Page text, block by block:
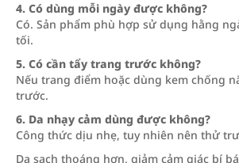
4. Có dùng mỗi ngày được không?
Có. Sản phẩm phù hợp sử dụng hằng
tối.
5. Có cần tẩy trang trước không?
Nếu trang điểm hoặc dùng kem chống
trước.
6. Da nhạy cảm dùng được không?
Công thức dịu nhẹ, tuy nhiên nên thử
Da sạch thoáng hơn, giảm cảm giác bí